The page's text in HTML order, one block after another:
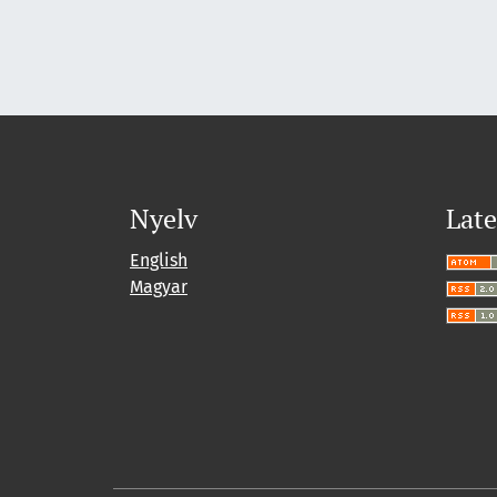
Nyelv
English
Magyar